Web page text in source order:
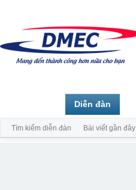
Diễn đàn
Tìm kiếm diễn đàn Bài viết gần đây